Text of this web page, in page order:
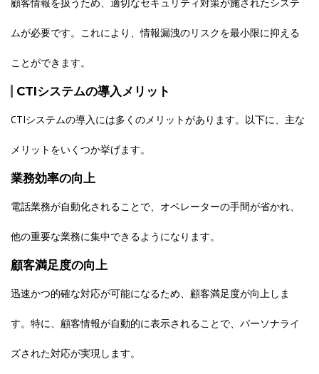
顧客情報を扱うため、適切なセキュリティ対策が施されたシステ
ムが必要です。これにより、情報漏洩のリスクを最小限に抑える
ことができます。
CTIシステムの導入メリット
CTIシステムの導入には多くのメリットがあります。以下に、主な
メリットをいくつか挙げます。
業務効率の向上
電話業務が自動化されることで、オペレーターの手間が省かれ、
他の重要な業務に集中できるようになります。
顧客満足度の向上
迅速かつ的確な対応が可能になるため、顧客満足度が向上しま
す。特に、顧客情報が自動的に表示されることで、パーソナライ
ズされた対応が実現します。